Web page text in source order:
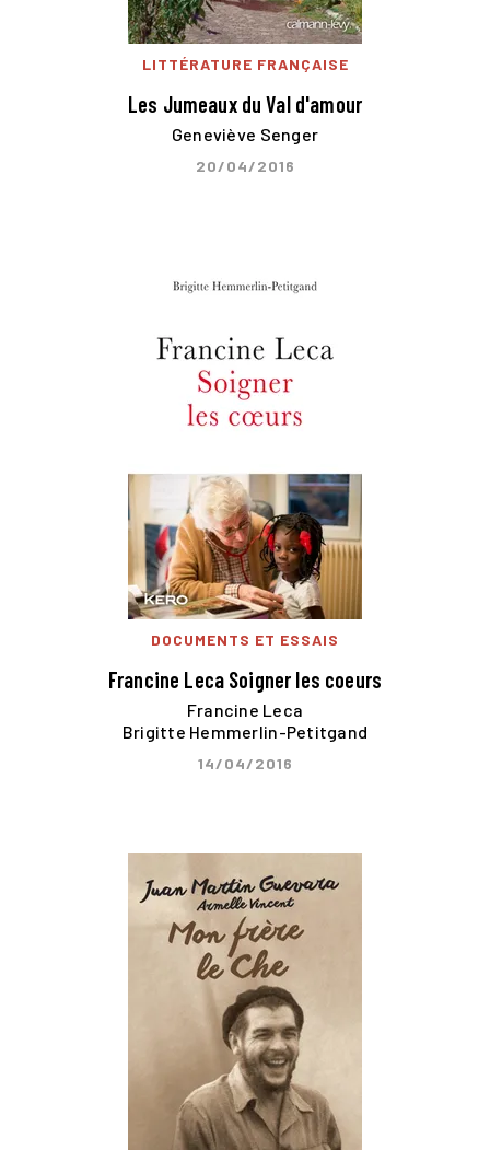
LITTÉRATURE FRANÇAISE
Les Jumeaux du Val d'amour
Geneviève Senger
20/04/2016
DOCUMENTS ET ESSAIS
Francine Leca Soigner les coeurs
Francine Leca
Brigitte Hemmerlin-Petitgand
14/04/2016